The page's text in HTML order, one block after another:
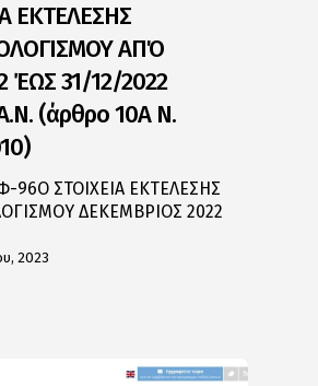
ΕΚΤΕΛΕΣΗΣ
ΑΠΌ
ΈΩΣ 31/12/2022
(άρθρο 10Α Ν.
96Ο ΣΤΟΙΧΕΙΑ ΕΚΤΕΛΕΣΗΣ
ΔΕΚΕΜΒΡΙΟΣ 2022
2023